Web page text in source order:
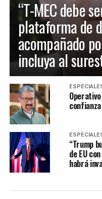
“T-MEC debe
plataforma de
acompañado
incluya al
“Trump
de EU
habrá